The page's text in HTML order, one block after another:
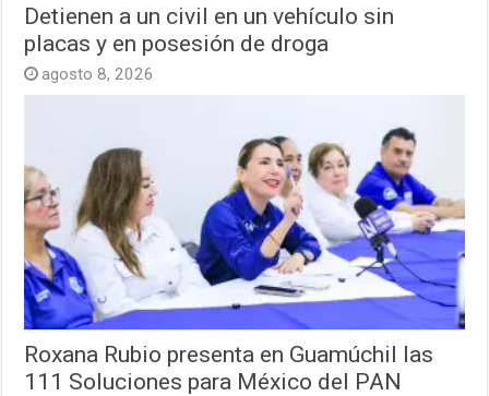
Detienen a un civil en un vehículo sin
placas y en posesión de droga
agosto 8, 2026
Roxana Rubio presenta en Guamúchil las
111 Soluciones para México del PAN